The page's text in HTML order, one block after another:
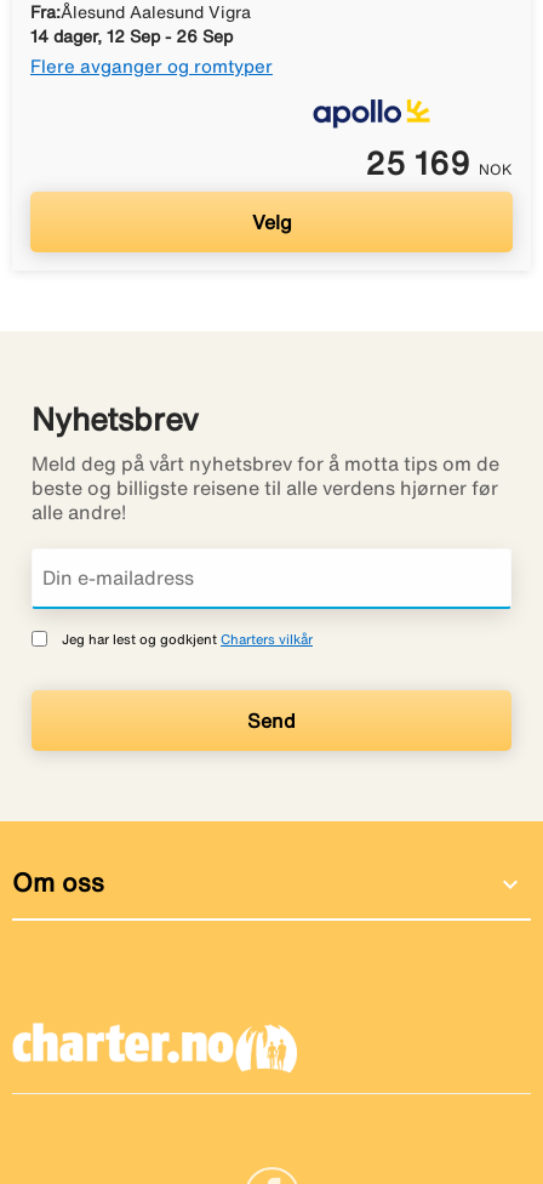
Fra:Ålesund Aalesund Vigra
14 dager, 12 Sep - 26 Sep
Flere avganger og romtyper
25 169 NOK
Velg
Nyhetsbrev
Meld deg på vårt nyhetsbrev for å motta tips om de
beste og billigste reisene til alle verdens hjørner før
alle andre!
Jeg har lest og godkjent Charters vilkår
Om oss expand_more